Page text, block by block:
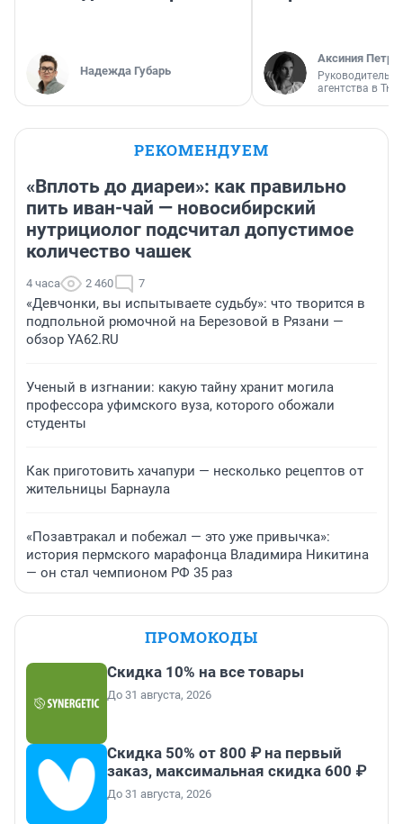
Надежда Губарь
Аксиния
Руководитель
агентства в
РЕКОМЕНДУЕМ
«Вплоть до диареи»: как правильно
пить иван-чай — новосибирский
нутрициолог подсчитал допустимое
количество чашек
4 часа 2 460 7
«Девчонки, вы испытываете судьбу»: что творится в
подпольной рюмочной на Березовой в Рязани —
обзор YA62.RU
Ученый в изгнании: какую тайну хранит могила
профессора уфимского вуза, которого обожали
студенты
Как приготовить хачапури — несколько рецептов от
жительницы Барнаула
«Позавтракал и побежал — это уже привычка»:
история пермского марафонца Владимира Никитина
— он стал чемпионом РФ 35 раз
ПРОМОКОДЫ
Скидка 10% на все товары
До 31 августа, 2026
Скидка 50% от 800 ₽ на первый
заказ, максимальная скидка 600 ₽
До 31 августа, 2026